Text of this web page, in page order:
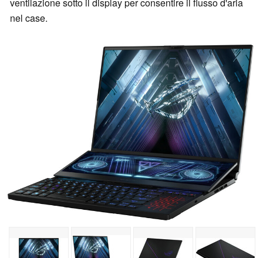
ventilazione sotto il display per consentire il flusso d'aria
nel case.